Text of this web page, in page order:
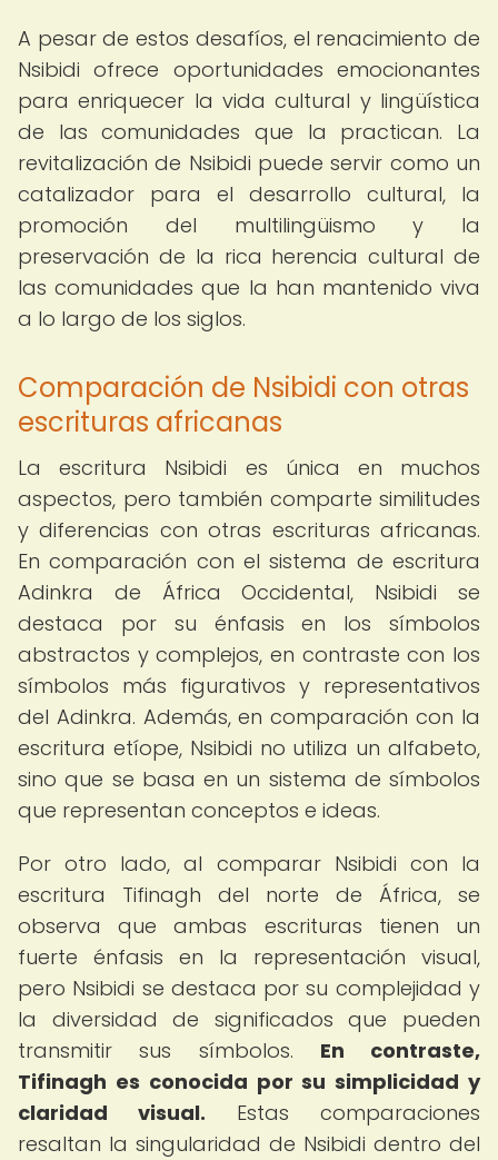
A pesar de estos desafíos, el renacimiento de
Nsibidi ofrece oportunidades emocionantes
para enriquecer la vida cultural y lingüística
de las comunidades que la practican. La
revitalización de Nsibidi puede servir como un
catalizador para el desarrollo cultural, la
promoción del multilingüismo y la
preservación de la rica herencia cultural de
las comunidades que la han mantenido viva
a lo largo de los siglos.
Comparación de Nsibidi con otras
escrituras africanas
La escritura Nsibidi es única en muchos
aspectos, pero también comparte similitudes
y diferencias con otras escrituras africanas.
En comparación con el sistema de escritura
Adinkra de África Occidental, Nsibidi se
destaca por su énfasis en los símbolos
abstractos y complejos, en contraste con los
símbolos más figurativos y representativos
del Adinkra. Además, en comparación con la
escritura etíope, Nsibidi no utiliza un alfabeto,
sino que se basa en un sistema de símbolos
que representan conceptos e ideas.
Por otro lado, al comparar Nsibidi con la
escritura Tifinagh del norte de África, se
observa que ambas escrituras tienen un
fuerte énfasis en la representación visual,
pero Nsibidi se destaca por su complejidad y
la diversidad de significados que pueden
transmitir sus símbolos. En contraste,
Tifinagh es conocida por su simplicidad y
claridad visual. Estas comparaciones
resaltan la singularidad de Nsibidi dentro del